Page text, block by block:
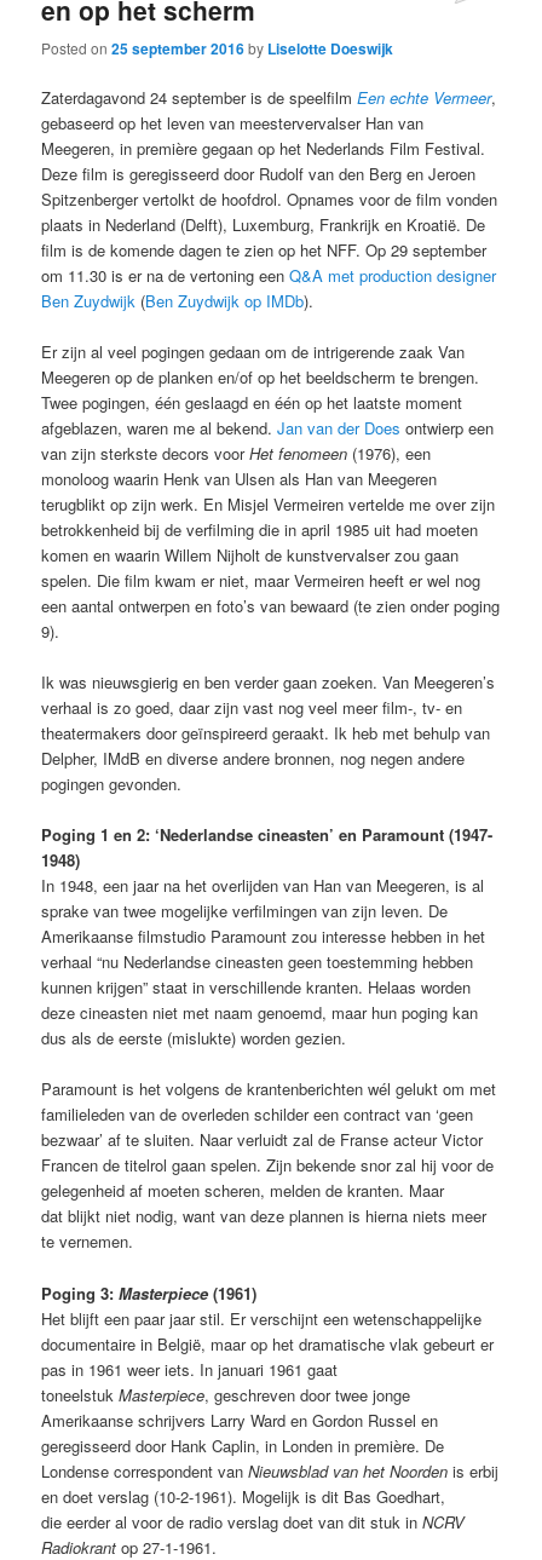
en op het scherm
Posted on25 september 2016by Liselotte Doeswijk
Zaterdagavond 24 september is de speelfilmEen echte Vermeer,
gebaseerd op het leven van meestervervalser Han van
Meegeren, in première gegaan op het Nederlands Film Festival.
Deze film is geregisseerd door Rudolf van den Berg en Jeroen
Spitzenberger vertolkt de hoofdrol. Opnames voor de film vonden
plaats in Nederland (Delft), Luxemburg, Frankrijk en Kroatië. De
film is de komende dagen te zien op het NFF. Op 29 september
om 11.30 is er na de vertoning eenQ&A met production designer
Ben Zuydwijk (Ben Zuydwijk op IMDb).
Er zijn al veel pogingen gedaan om de intrigerende zaak Van
Meegeren op de planken en/of op het beeldscherm te brengen.
Twee pogingen, één geslaagd en één op het laatste moment
afgeblazen, waren me al bekend. Jan van der Does ontwierp een
van zijn sterkste decors voorHet fenomeen (1976), een
monoloog waarin Henk van Ulsen als Han van Meegeren
terugblikt op zijn werk. En Misjel Vermeiren vertelde me over zijn
betrokkenheid bij de verfilming die in april 1985 uit had moeten
komen en waarin Willem Nijholt de kunstvervalser zou gaan
spelen. Die film kwam er niet, maar Vermeiren heeft er wel nog
een aantal ontwerpen en foto’s van bewaard (te zien onder poging
9).
Ik was nieuwsgierig en ben verder gaan zoeken. Van Meegeren’s
verhaal is zo goed, daar zijn vast nog veel meer film-, tv- en
theatermakers door geïnspireerd geraakt. Ik heb met behulp van
Delpher, IMdB en diverse andere bronnen, nog negen andere
pogingen gevonden.
Poging 1 en 2: ‘Nederlandse cineasten’ en Paramount (1947-
1948)
In 1948, een jaar na het overlijden van Han van Meegeren, is al
sprake van twee mogelijke verfilmingen van zijn leven. De
Amerikaanse filmstudio Paramount zou interesse hebben in het
verhaal “nu Nederlandse cineasten geen toestemming hebben
kunnen krijgen” staat in verschillende kranten. Helaas worden
deze cineasten niet met naam genoemd, maar hun poging kan
dus als de eerste (mislukte) worden gezien.
Paramount is het volgens de krantenberichten wél gelukt om met
familieleden van de overleden schilder een contract van ‘geen
bezwaar’ af te sluiten. Naar verluidt zal de Franse acteur Victor
Francen de titelrol gaan spelen. Zijn bekende snor zal hij voor de
gelegenheid af moeten scheren, melden de kranten. Maar
dat blijkt niet nodig, want van deze plannen is hierna niets meer
te vernemen.
Poging 3:Masterpiece (1961)
Het blijft een paar jaar stil. Er verschijnt een wetenschappelijke
documentaire in België, maar op het dramatische vlak gebeurt er
pas in 1961 weer iets. In januari 1961 gaat
toneelstukMasterpiece, geschreven door twee jonge
Amerikaanse schrijvers Larry Ward en Gordon Russel en
geregisseerd door Hank Caplin, in Londen in première. De
Londense correspondent vanNieuwsblad van het Noorden is erbij
en doet verslag (10-2-1961). Mogelijk is dit Bas Goedhart,
die eerder al voor de radio verslag doet van dit stuk inNCRV
Radiokrant op 27-1-1961.